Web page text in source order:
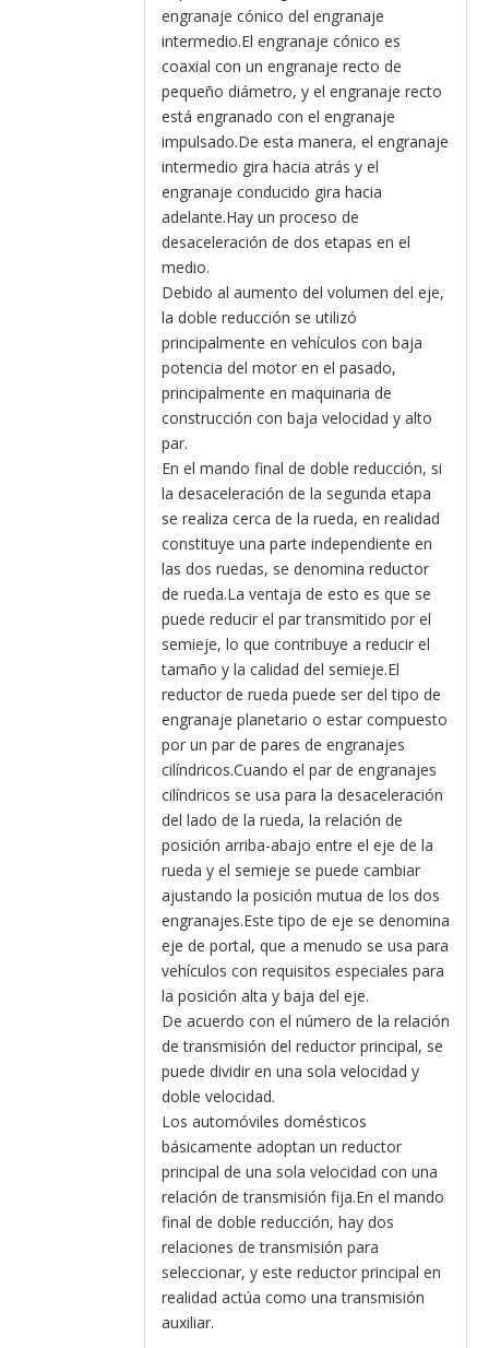
engranaje cónico del engranaje
intermedio.El engranaje cónico es
coaxial con un engranaje recto de
pequeño diámetro, y el engranaje recto
está engranado con el engranaje
impulsado.De esta manera, el engranaje
intermedio gira hacia atrás y el
engranaje conducido gira hacia
adelante.Hay un proceso de
desaceleración de dos etapas en el
medio.
Debido al aumento del volumen del eje,
la doble reducción se utilizó
principalmente en vehículos con baja
potencia del motor en el pasado,
principalmente en maquinaria de
construcción con baja velocidad y alto
par.
En el mando final de doble reducción, si
la desaceleración de la segunda etapa
se realiza cerca de la rueda, en realidad
constituye una parte independiente en
las dos ruedas, se denomina reductor
de rueda.La ventaja de esto es que se
puede reducir el par transmitido por el
semieje, lo que contribuye a reducir el
tamaño y la calidad del semieje.El
reductor de rueda puede ser del tipo de
engranaje planetario o estar compuesto
por un par de pares de engranajes
cilíndricos.Cuando el par de engranajes
cilíndricos se usa para la desaceleración
del lado de la rueda, la relación de
posición arriba-abajo entre el eje de la
rueda y el semieje se puede cambiar
ajustando la posición mutua de los dos
engranajes.Este tipo de eje se denomina
eje de portal, que a menudo se usa para
vehículos con requisitos especiales para
la posición alta y baja del eje.
De acuerdo con el número de la relación
de transmisión del reductor principal, se
puede dividir en una sola velocidad y
doble velocidad.
Los automóviles domésticos
básicamente adoptan un reductor
principal de una sola velocidad con una
relación de transmisión fija.En el mando
final de doble reducción, hay dos
relaciones de transmisión para
seleccionar, y este reductor principal en
realidad actúa como una transmisión
auxiliar.